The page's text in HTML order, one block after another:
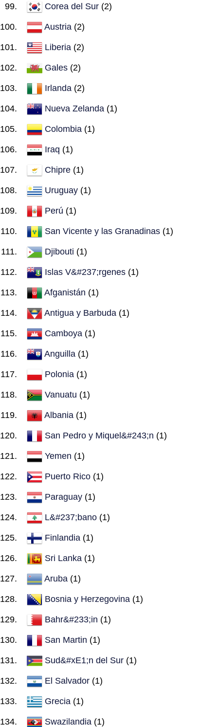
Corea del Sur (2)
Austria (2)
Liberia (2)
Gales (2)
Irlanda (2)
Nueva Zelanda (1)
Colombia (1)
Iraq (1)
Chipre (1)
Uruguay (1)
Perú (1)
San Vicente y las Granadinas (1)
Djibouti (1)
Islas V&#237;rgenes (1)
Afganistán (1)
Antigua y Barbuda (1)
Camboya (1)
Anguilla (1)
Polonia (1)
Vanuatu (1)
Albania (1)
San Pedro y Miquel&#243;n (1)
Yemen (1)
Puerto Rico (1)
Paraguay (1)
L&#237;bano (1)
Finlandia (1)
Sri Lanka (1)
Aruba (1)
Bosnia y Herzegovina (1)
Bahr&#233;in (1)
San Martin (1)
Sud&#xE1;n del Sur (1)
El Salvador (1)
Grecia (1)
Swazilandia (1)